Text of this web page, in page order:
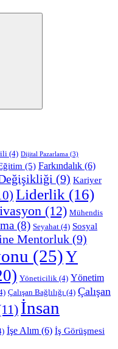
(4) Dijital Pazarlama (3)
(5) Farkındalık (6)
(9) Kariyer
Liderlik (16)
(12) Mühendis
(8) Seyahat (4) Sosyal
Mentorluk (9)
(25)Y
Yöneticilik (4) Yönetim
Çalışan Bağlılığı (4) Çalışan
İnsan
İşe Alım (6) İş Görüşmesi